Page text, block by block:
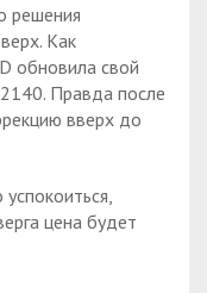
решения
Как
обновила свой
Правда после
вверх до
цена будет